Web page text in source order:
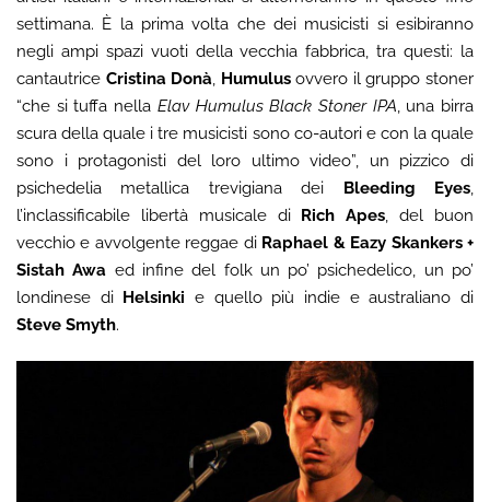
settimana. È la prima volta che dei musicisti si esibiranno
negli ampi spazi vuoti della vecchia fabbrica, tra questi: la
cantautrice Cristina Donà, Humulusovvero il gruppo stoner
“che si tuffa nella Elav Humulus Black Stoner IPA, una birra
scura della quale i tre musicisti sono co-autori e con la quale
sono i protagonisti del loro ultimo video”, un pizzico di
psichedelia metallica trevigiana dei Bleeding Eyes,
l’inclassificabile libertà musicale di Rich Apes, del buon
vecchio e avvolgente reggae di Raphael & Eazy Skankers +
Sistah Awa ed infine del folk un po’ psichedelico, un po’
londinese di Helsinki e quello più indie e australiano di
Steve Smyth.